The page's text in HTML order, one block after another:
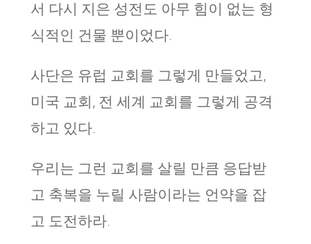
서 다시 지은 성전도 아무 힘이 없는 형
식적인 건물 뿐이었다.
사단은 유럽 교회를 그렇게 만들었고,
미국 교회, 전 세계 교회를 그렇게 공격
하고 있다.
우리는 그런 교회를 살릴 만큼 응답받
고 축복을 누릴 사람이라는 언약을 잡
고 도전하라.